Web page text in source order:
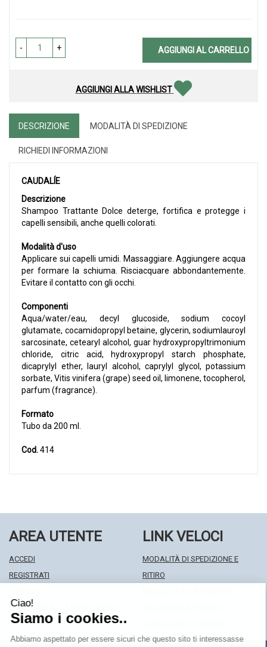
- + AGGIUNGI AL CARRELLO
AGGIUNGI ALLA WISHLIST
DESCRIZIONE MODALITÀ DI SPEDIZIONE
RICHIEDI INFORMAZIONI
CAUDALÍE
Descrizione
Shampoo Trattante Dolce deterge, fortifica e protegge i
capelli sensibili, anche quelli colorati.
Modalità d'uso
Applicare sui capelli umidi. Massaggiare. Aggiungere acqua
per formare la schiuma. Risciacquare abbondantemente.
Evitare il contatto con gli occhi.
Componenti
Aqua/water/eau, decyl glucoside, sodium cocoyl
glutamate, cocamidopropyl betaine, glycerin, sodiumlauroyl
sarcosinate, cetearyl alcohol, guar hydroxypropyltrimonium
chloride, citric acid, hydroxypropyl starch phosphate,
dicaprylyl ether, lauryl alcohol, caprylyl glycol, potassium
sorbate, Vitis vinifera (grape) seed oil, limonene, tocopherol,
parfum (fragrance).
Formato
Tubo da 200 ml.
Cod.414
AREA UTENTE
ACCEDI
REGISTRATI
ISCRIZIONE ALLA NEWSLETTER
LINK VELOCI
MODALITÀ DI SPEDIZIONE E
RITIRO